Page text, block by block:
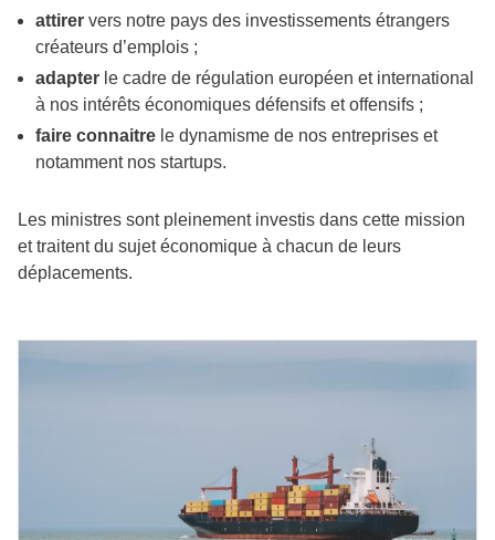
attirer vers notre pays des investissements étrangers
créateurs d’emplois ;
adapter le cadre de régulation européen et international
à nos intérêts économiques défensifs et offensifs ;
faire connaitre le dynamisme de nos entreprises et
notamment nos startups.
Les ministres sont pleinement investis dans cette mission
et traitent du sujet économique à chacun de leurs
déplacements.